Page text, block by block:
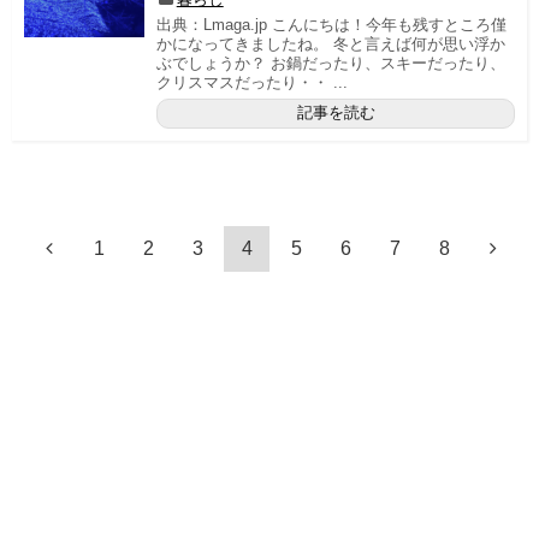
出典：Lmaga.jp こんにちは！今年も残すところ僅
かになってきましたね。 冬と言えば何が思い浮か
ぶでしょうか？ お鍋だったり、スキーだったり、
クリスマスだったり・・ ...
記事を読む
1 2 3 4 5 6 7 8